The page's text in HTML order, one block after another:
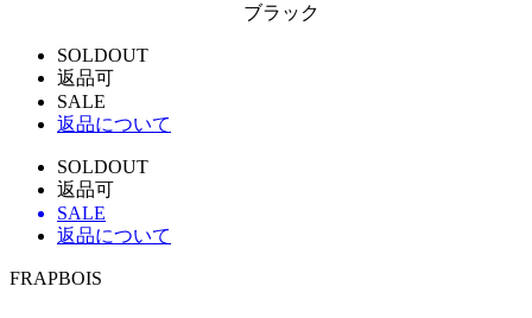
ブラック
SOLDOUT
返品可
SALE
返品について
SOLDOUT
返品可
SALE
返品について
FRAPBOIS